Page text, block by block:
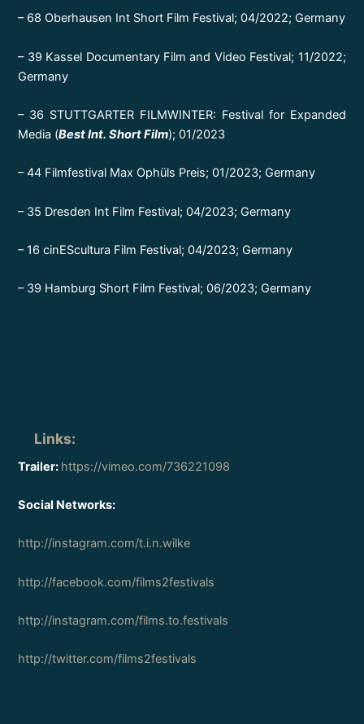
– 68 Oberhausen Int Short Film Festival; 04/2022; Germany
– 39 Kassel Documentary Film and Video Festival; 11/2022;
Germany
– 36 STUTTGARTER FILMWINTER: Festival for Expanded
Media (Best Int. Short Film); 01/2023
– 44 Filmfestival Max Ophüls Preis; 01/2023; Germany
– 35 Dresden Int Film Festival; 04/2023; Germany
– 16 cinEScultura Film Festival; 04/2023; Germany
– 39 Hamburg Short Film Festival; 06/2023; Germany
Links:
Trailer: https://vimeo.com/736221098
Social Networks:
http://instagram.com/t.i.n.wilke
http://facebook.com/films2festivals
http://instagram.com/films.to.festivals
http://twitter.com/films2festivals